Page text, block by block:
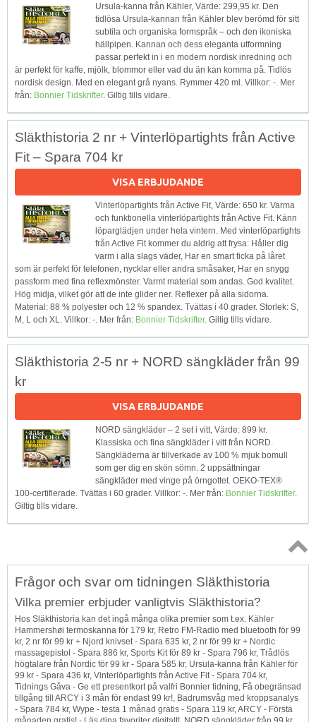
Ursula-kanna från Kähler, Värde: 299,95 kr. Den
tidlösa Ursula-kannan från Kähler blev berömd för sitt
subtila och organiska formspråk – och den ikoniska
hällpipen. Kannan och dess eleganta utformning
passar perfekt in i en modern nordisk inredning och
är perfekt för kaffe, mjölk, blommor eller vad du än kan komma på. Tidlös
nordisk design. Med en elegant grå nyans. Rymmer 420 ml. Villkor: -. Mer
från: Bonnier Tidskrifter. Giltig tills vidare.
Släkthistoria 2 nr + Vinterlöpartights från Active
Fit – Spara 704 kr
VISA ERBJUDANDE
Vinterlöpartights från Active Fit, Värde: 650 kr. Varma
och funktionella vinterlöpartights från Active Fit. Känn
löparglädjen under hela vintern. Med vinterlöpartights
från Active Fit kommer du aldrig att frysa: Håller dig
varm i alla slags väder, Har en smart ficka på låret
som är perfekt för telefonen, nycklar eller andra småsaker, Har en snygg
passform med fina reflexmönster. Varmt material som andas. God kvalitet.
Hög midja, vilket gör att de inte glider ner. Reflexer på alla sidorna.
Material: 88 % polyester och 12 % spandex. Tvättas i 40 grader. Storlek: S,
M, L och XL. Villkor: -. Mer från: Bonnier Tidskrifter. Giltig tills vidare.
Släkthistoria 2-5 nr + NORD sängkläder från 99
kr
VISA ERBJUDANDE
NORD sängkläder – 2 set i vitt, Värde: 899 kr.
Klassiska och fina sängkläder i vitt från NORD.
Sängkläderna är tillverkade av 100 % mjuk bomull
som ger dig en skön sömn. 2 uppsättningar
sängkläder med vinge på örngottet. OEKO-TEX®
100-certifierade. Tvättas i 60 grader. Villkor: -. Mer från: Bonnier Tidskrifter.
Giltig tills vidare.
Topp
Frågor och svar om tidningen Släkthistoria
Vilka premier erbjuder vanligtvis Släkthistoria?
Hos Släkthistoria kan det ingå många olika premier som t.ex. Kähler
Hammershøi termoskanna för 179 kr, Retro FM-Radio med bluetooth för 99
kr, 2 nr för 99 kr + Njord knivset - Spara 635 kr, 2 nr för 99 kr + Nordic
massagepistol - Spara 886 kr, Sports Kit för 89 kr - Spara 796 kr, Trådlös
högtalare från Nordic för 99 kr - Spara 585 kr, Ursula-kanna från Kähler för
99 kr - Spara 436 kr, Vinterlöpartights från Active Fit - Spara 704 kr,
Tidnings Gåva - Ge ett presentkort på valfri Bonnier tidning, Få obegränsad
tillgång till ARCY i 3 mån för endast 99 kr!, Badrumsvåg med kroppsanalys
- Spara 784 kr, Wype - testa 1 månad gratis - Spara 119 kr, ARCY - Första